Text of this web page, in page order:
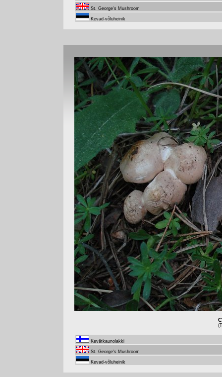
St. George's Mushroom
Kevad-võluheinik
Kevätkaunolakki
St. George's Mushroom
Kevad-võluheinik